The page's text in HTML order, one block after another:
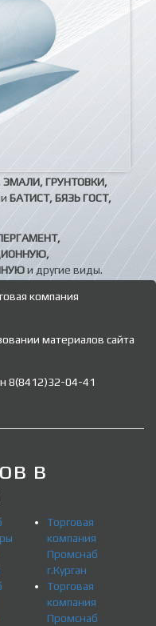
ЭМАЛИ, ГРУНТОВКИ,
БАТИСТ, БЯЗЬ ГОСТ,
и другие виды.
компания
материалов сайта
8(8412)32-04-41
в
Торговая
компания
Промснаб
г.Курган
Торговая
компания
Промснаб